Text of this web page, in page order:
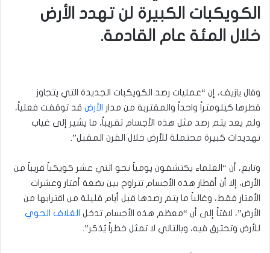
الكويكبات الكبيرة لن تهدد الأرض
خلال المئة عام القادمة.
وقال يازيف، إن “عمليات رصد الكويكبات الجديدة التي يتجاوز
قطرها كيلومتراً واحداً والمقتربة من مدار الأرض قد توقفت فعلياً،
ولم يعد يتم رصد مثل هذه الأجسام تقريباً، ما يشير إلى غياب
تهديدات كبيرة محتملة للأرض خلال القرن المقبل”.
وتابع، أن “العلماء يكتشفون يومياً نحو اثني عشر كويكباً قريباً من
الأرض، إلا أن أقطار هذه الأجسام تتراوح بين بضعة أمتار وعشرات
الأمتار فقط، وغالباً ما يتم رصدها قبل أيام قليلة من اقترابها من
الأرض”، لافتاً إلى أن “معظم هذه الأجسام تدخل الغلاف الجوي
للأرض وتحترق فيه، وبالتالي لا تمثل خطراً يُذكر”.